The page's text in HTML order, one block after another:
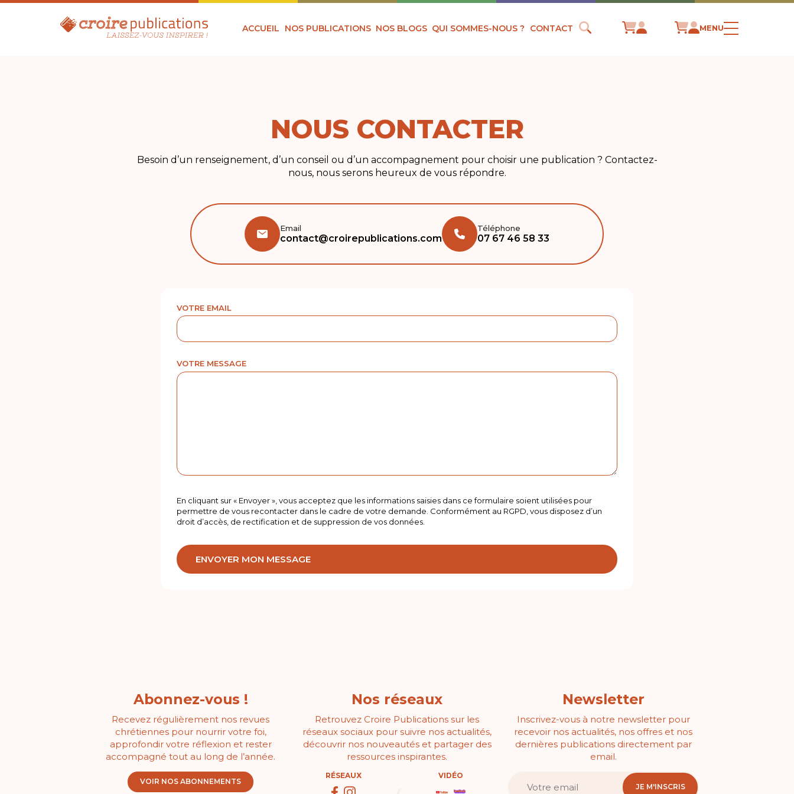
ACCUEIL NOS PUBLICATIONS NOS BLOGS QUI SOMMES-NOUS ? CONTACT MENU
NOUS CONTACTER
Besoin d’un renseignement, d’un conseil ou d’un accompagnement pour choisir une publication ? Contactez-
nous, nous serons heureux de vous répondre.
Email
contact@croirepublications.com
Téléphone
07 67 46 58 33
VOTRE EMAIL
VOTRE MESSAGE
En cliquant sur « Envoyer », vous acceptez que les informations saisies dans ce formulaire soient utilisées pour
permettre de vous recontacter dans le cadre de votre demande. Conformément au RGPD, vous disposez d’un
droit d’accès, de rectification et de suppression de vos données.
Abonnez-vous !
Recevez régulièrement nos revues
chrétiennes pour nourrir votre foi,
approfondir votre réflexion et rester
accompagné tout au long de l’année.
VOIR NOS ABONNEMENTS
Nos réseaux
Retrouvez Croire Publications sur les
réseaux sociaux pour suivre nos actualités,
découvrir nos nouveautés et partager des
ressources inspirantes.
RÉSEAUX VIDÉO
Newsletter
Inscrivez-vous à notre newsletter pour
recevoir nos actualités, nos offres et nos
dernières publications directement par
email.
JE M'INSCRIS